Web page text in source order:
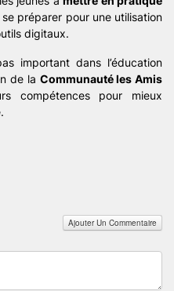
préparer pour une utilisation
digitaux.
important dans l’éducation
de la Communauté les Amis
compétences pour mieux
Ajouter Un Commentaire